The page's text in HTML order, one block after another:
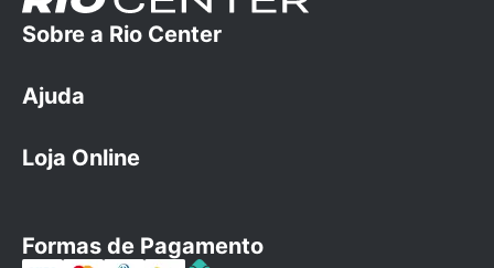
Sobre a Rio Center
A empresa
Cartão Rio Center
Ajuda
Dúvidas Frequentes
Loja Online
Categorias
Formas de Pagamento